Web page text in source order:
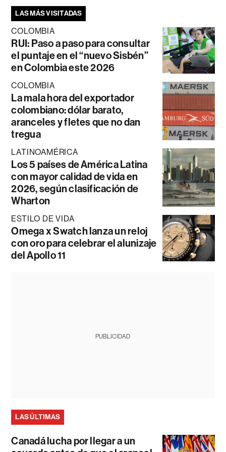
LAS MÁS VISITADAS
COLOMBIA
RUI: Paso a paso para consultar
el puntaje en el “nuevo Sisbén”
en Colombia este 2026
COLOMBIA
La mala hora del exportador
colombiano: dólar barato,
aranceles y fletes que no dan
tregua
LATINOAMÉRICA
Los 5 países de América Latina
con mayor calidad de vida en
2026, según clasificación de
Wharton
ESTILO DE VIDA
Omega x Swatch lanza un reloj
con oro para celebrar el alunizaje
del Apollo 11
PUBLICIDAD
LAS ÚLTIMAS
Canadá lucha por llegar a un